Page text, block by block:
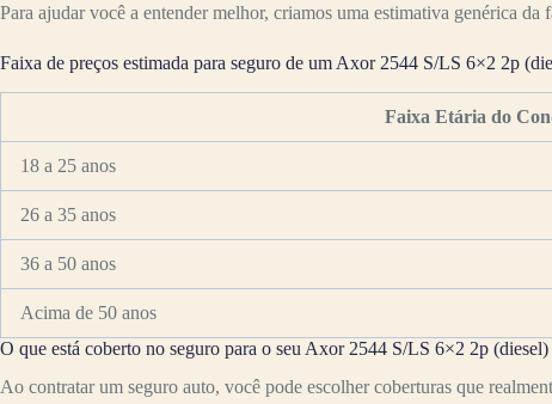
Para ajudar você a entender melhor, criamos uma estimativa genérica
Faixa de preços estimada para seguro de um Axor 2544 S/LS 6×2 2p
Faixa Etária do
18 a 25 anos
26 a 35 anos
36 a 50 anos
Acima de 50 anos
O que está coberto no seguro para o seu Axor 2544 S/LS 6×2 2p
Ao contratar um seguro auto, você pode escolher coberturas que